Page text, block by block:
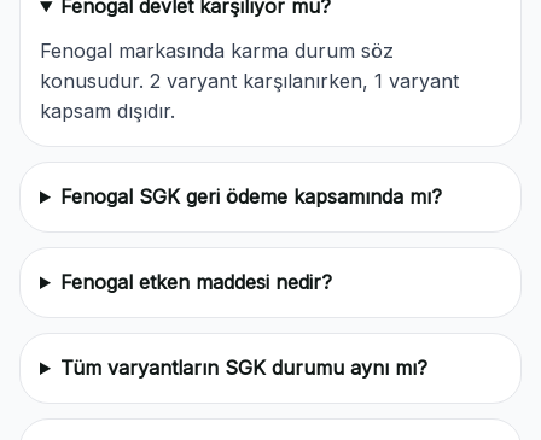
Fenogal devlet karşılıyor mu?
Fenogal markasında karma durum söz
konusudur. 2 varyant karşılanırken, 1 varyant
kapsam dışıdır.
Fenogal SGK geri ödeme kapsamında mı?
Fenogal etken maddesi nedir?
Tüm varyantların SGK durumu aynı mı?